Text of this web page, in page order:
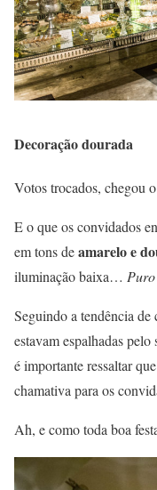
Decoração dourada
Votos trocados, chegou
E o que os convidados
em tons deamarelo e
iluminação baixa…
Seguindo a tendência de
estavam espalhadas pelo
é importante ressaltar
chamativa para os
Ah, e como toda boa